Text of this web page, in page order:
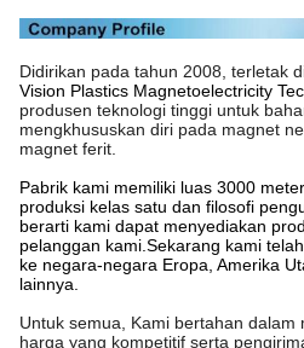
Didirikan pada tahun 2008, terletak
Vision Plastics Magnetoelectricity
produsen teknologi tinggi untuk
mengkhususkan diri pada magnet
magnet ferit.
Pabrik kami memiliki luas 3000
produksi kelas satu dan filosofi
berarti kami dapat menyediakan
pelanggan kami.Sekarang kami
ke negara-negara Eropa, Amerika
lainnya.
Untuk semua, Kami bertahan dalam
harga yang kompetitif serta